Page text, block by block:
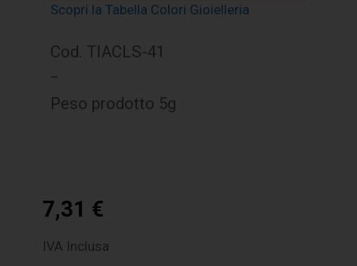
Scopri la Tabella Colori Gioielleria
Cod. TIACLS-41
–
Peso prodotto 5g
7,31 €
IVA Inclusa